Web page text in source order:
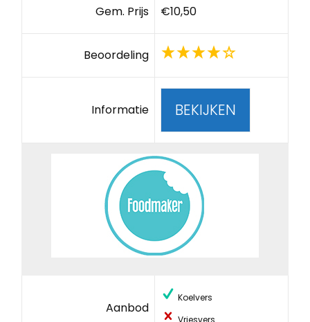
Gem. Prijs €10,50
Beoordeling
Informatie BEKIJKEN
Aanbod
Koelvers